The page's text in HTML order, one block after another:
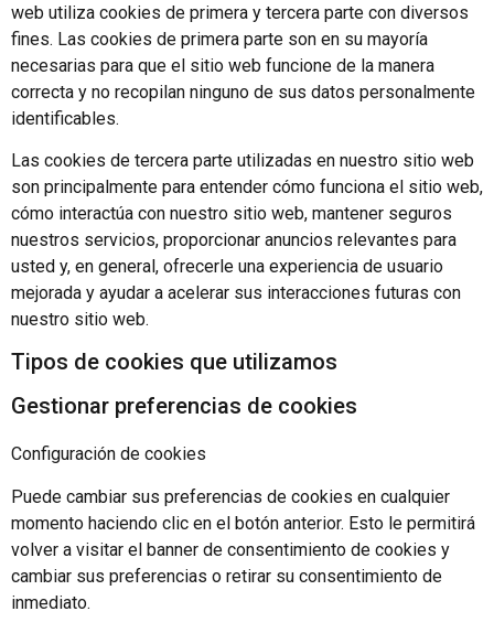
web utiliza cookies de primera y tercera parte con diversos
fines. Las cookies de primera parte son en su mayoría
necesarias para que el sitio web funcione de la manera
correcta y no recopilan ninguno de sus datos personalmente
identificables.
Las cookies de tercera parte utilizadas en nuestro sitio web
son principalmente para entender cómo funciona el sitio web,
cómo interactúa con nuestro sitio web, mantener seguros
nuestros servicios, proporcionar anuncios relevantes para
usted y, en general, ofrecerle una experiencia de usuario
mejorada y ayudar a acelerar sus interacciones futuras con
nuestro sitio web.
Tipos de cookies que utilizamos
Gestionar preferencias de cookies
Configuración de cookies
Puede cambiar sus preferencias de cookies en cualquier
momento haciendo clic en el botón anterior. Esto le permitirá
volver a visitar el banner de consentimiento de cookies y
cambiar sus preferencias o retirar su consentimiento de
inmediato.